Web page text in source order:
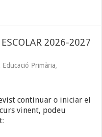
2026-2027
, Educació Primària,
continuar o iniciar el
vinent, podeu